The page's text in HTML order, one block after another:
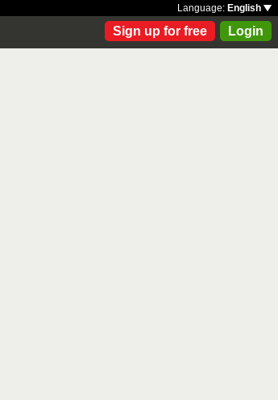
Language: English
Sign up for free Login